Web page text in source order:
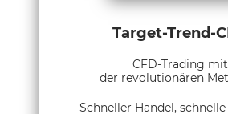
Target-Trend-
CFD-Trading mit
der revolutionären
Schneller Handel,